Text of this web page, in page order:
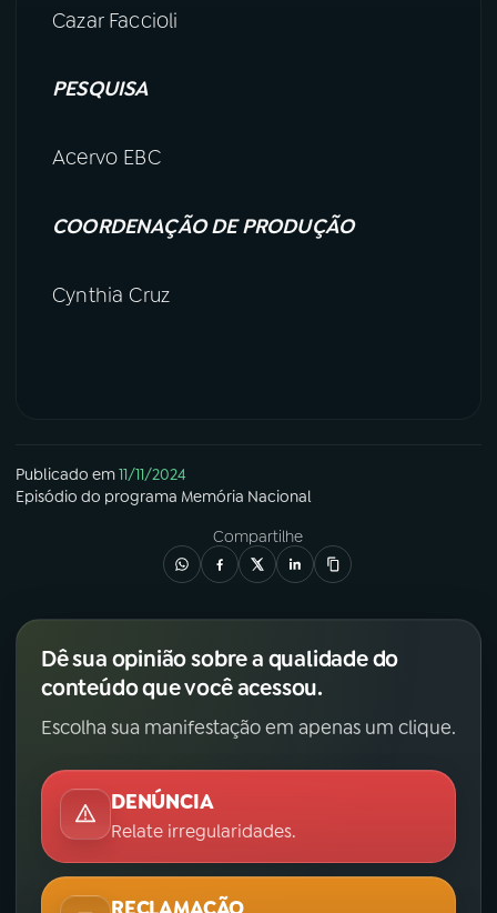
Cazar Faccioli
PESQUISA
Acervo EBC
COORDENAÇÃO DE PRODUÇÃO
Cynthia Cruz
Publicado em11/11/2024
Episódio do programa Memória Nacional
Compartilhe
Dê sua opinião sobre a qualidade do
conteúdo que você acessou.
Escolha sua manifestação em apenas um clique.
DENÚNCIA
Relate irregularidades.